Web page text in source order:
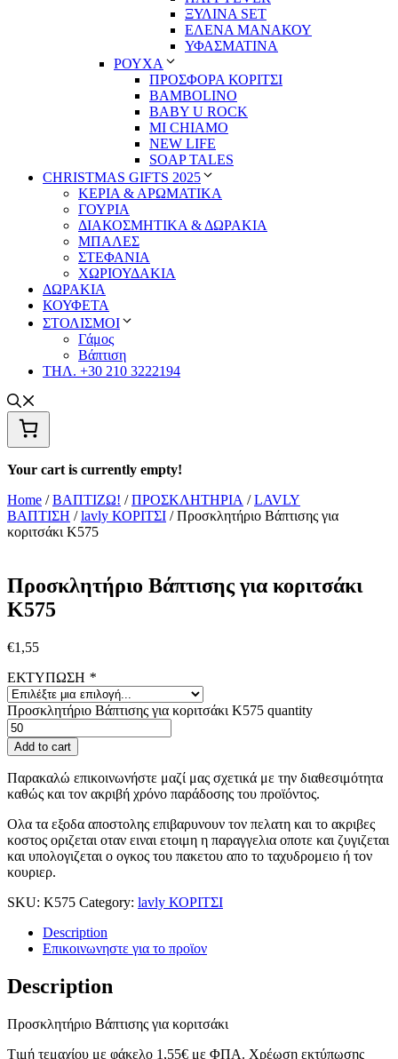
ΞΥΛΙΝΑ SET
ΕΛΕΝΑ ΜΑΝΑΚΟΥ
ΥΦΑΣΜΑΤΙΝΑ
ΡΟΥΧΑ
ΠΡΟΣΦΟΡΑ ΚΟΡΙΤΣΙ
BAMBOLINO
BABY U ROCK
MI CHIAMO
NEW LIFE
SOAP TALES
CHRISTMAS GIFTS 2025
ΚΕΡΙΑ & ΑΡΩΜΑΤΙΚΑ
ΓΟΥΡΙΑ
ΔΙΑΚΟΣΜΗΤΙΚΑ & ΔΩΡΑΚΙΑ
ΜΠΑΛΕΣ
ΣΤΕΦΑΝΙΑ
ΧΩΡΙΟΥΔΑΚΙΑ
ΔΩΡΑΚΙΑ
ΚΟΥΦΕΤΑ
ΣΤΟΛΙΣΜΟΙ
Γάμος
Βάπτιση
ΤΗΛ. +30 210 3222194
Your cart is currently empty!
Home /ΒΑΠΤΙΖΩ! /ΠΡΟΣΚΛΗΤΗΡΙΑ /LAVLY
ΒΑΠΤΙΣΗ /lavly ΚΟΡΙΤΣΙ / Προσκλητήριο Βάπτισης για
κοριτσάκι Κ575
Προσκλητήριο Βάπτισης για κοριτσάκι
Κ575
€1,55
ΕΚΤΥΠΩΣΗ *
Προσκλητήριο Βάπτισης για κοριτσάκι Κ575 quantity
Add to cart
Παρακαλώ επικοινωνήστε μαζί μας σχετικά με την διαθεσιμότητα
καθώς και τον ακριβή χρόνο παράδοσης του προϊόντος.
Ολα τα εξοδα αποστολης επιβαρυνουν τον πελατη και το ακριβες
κοστος οριζεται οταν ειναι ετοιμη η παραγγελια οποτε και ζυγιζεται
και υπολογιζεται ο ογκος του πακετου απο το ταχυδρομειο ή τον
κουριερ.
SKU: Κ575 Category: lavly ΚΟΡΙΤΣΙ
Description
Επικοινωνηστε για το προϊoν
Description
Προσκλητήριο Βάπτισης για κοριτσάκι
Tιμή τεμαχίου με φάκελο 1,55€ με ΦΠΑ. Χρέωση εκτύπωσης